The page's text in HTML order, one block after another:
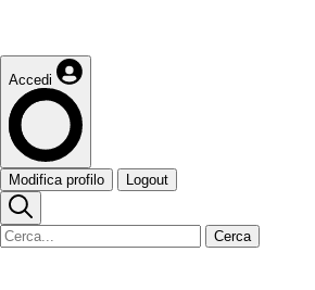
Accedi
Modifica profilo Logout
Cerca